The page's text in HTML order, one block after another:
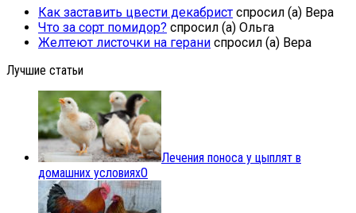
Как заставить цвести декабрист спросил (а) Вера
Что за сорт помидор? спросил (а) Ольга
Желтеют листочки на герани спросил (а) Вера
Лучшие статьи
Лечения поноса у цыплят в
домашних условиях0